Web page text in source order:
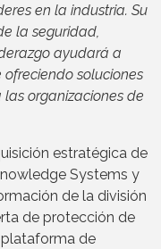
en la industria. Su
la seguridad,
ayudará a
soluciones
organizaciones de
estratégica de
Systems y
de la división
de protección de
de